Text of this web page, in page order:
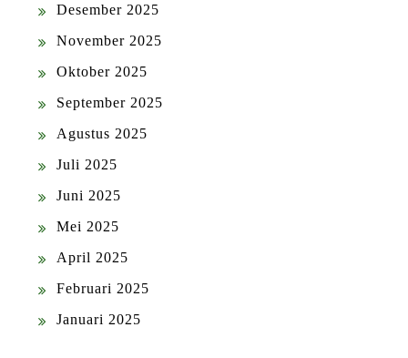
Desember 2025
November 2025
Oktober 2025
September 2025
Agustus 2025
Juli 2025
Juni 2025
Mei 2025
April 2025
Februari 2025
Januari 2025